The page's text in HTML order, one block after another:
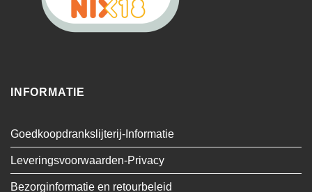
INFORMATIE
Goedkoopdrankslijterij-Informatie
Leveringsvoorwaarden-Privacy
Bezorginformatie en retourbeleid